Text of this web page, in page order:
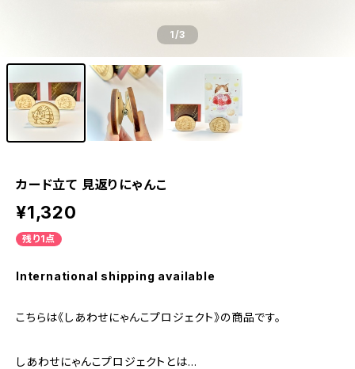
1/3
カード立て 見返りにゃんこ
¥1,320
残り1点
International shipping available
こちらは《しあわせにゃんこプロジェクト》の商品です。
しあわせにゃんこプロジェクトとは…